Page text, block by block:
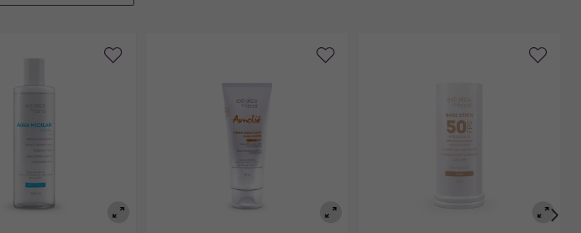
de produção da melanina, reduzindo a proteína que forma a coloração
do pigmento já formado para as células.